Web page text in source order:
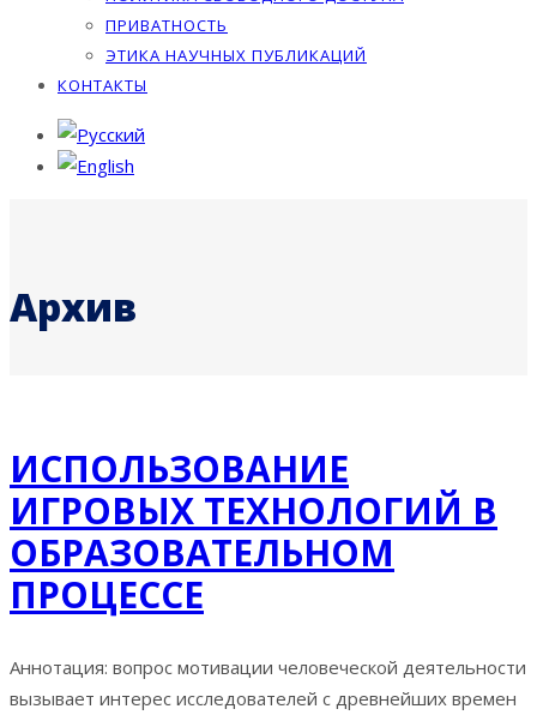
ПРИВАТНОСТЬ
ЭТИКА НАУЧНЫХ ПУБЛИКАЦИЙ
КОНТАКТЫ
Архив
ИСПОЛЬЗОВАНИЕ
ИГРОВЫХ ТЕХНОЛОГИЙ В
ОБРАЗОВАТЕЛЬНОМ
ПРОЦЕССЕ
Аннотация: вопрос мотивации человеческой деятельности
вызывает интерес исследователей с древнейших времен